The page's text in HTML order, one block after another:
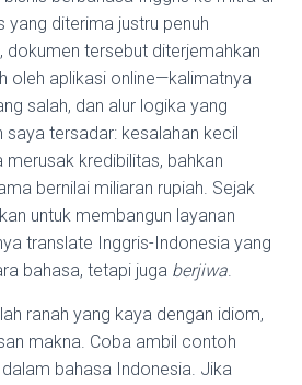
diterima justru penuh
dokumen tersebut diterjemahkan
oleh aplikasi online—kalimatnya
salah, dan alur logika yang
saya tersadar: kesalahan kecil
kredibilitas, bahkan
bernilai miliaran rupiah. Sejak
untuk membangun layanan
translate Inggris-Indonesia yang
bahasa, tetapi juga berjiwa.
ranah yang kaya dengan idiom,
makna. Coba ambil contoh
dalam bahasa Indonesia. Jika